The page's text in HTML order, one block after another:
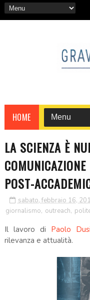
HOME
LA SCIENZA È
POST-
sabato, febbraio 16,
giornalismo, outreach,
Il lavoro di Paolo Dusi
rilevanza e attualità.